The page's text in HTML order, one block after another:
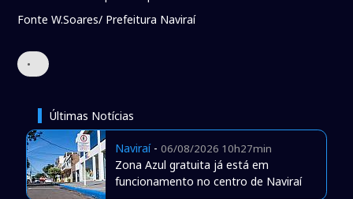
Fonte W.Soares/ Prefeitura Naviraí
•
Últimas Notícias
Naviraí- 06/08/2026 10h27min
Zona Azul gratuita já está em
funcionamento no centro de Naviraí